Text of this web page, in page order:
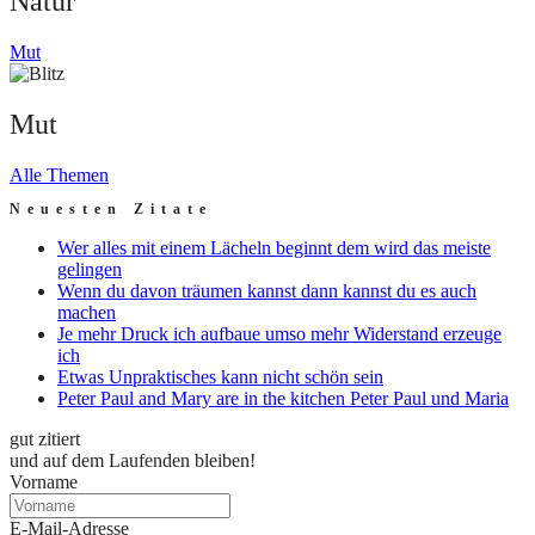
Mut
Mut
Alle Themen
Neuesten Zitate
Wer alles mit einem Lächeln beginnt dem wird das meiste
gelingen
Wenn du davon träumen kannst dann kannst du es auch
machen
Je mehr Druck ich aufbaue umso mehr Widerstand erzeuge
ich
Etwas Unpraktisches kann nicht schön sein
Peter Paul and Mary are in the kitchen Peter Paul und Maria
gut zitiert
und auf dem Laufenden bleiben!
Vorname
E-Mail-Adresse